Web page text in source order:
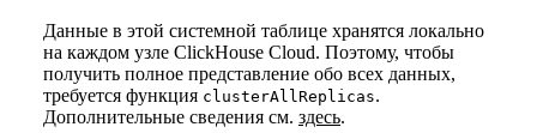
Данные в этой системной таблице хранятся локально
на каждом узле ClickHouse Cloud. Поэтому, чтобы
получить полное представление обо всех данных,
требуется функция clusterAllReplicas.
Дополнительные сведения см. здесь.